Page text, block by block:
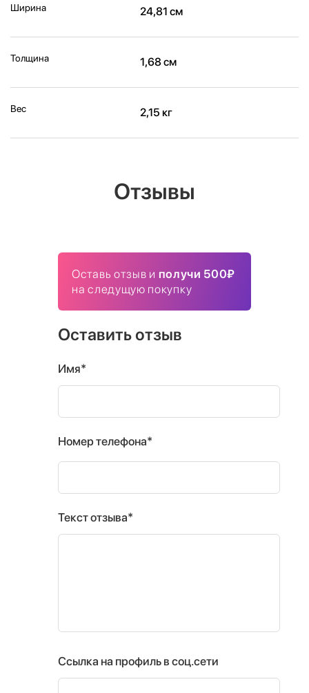
Ширина 24,81 см
Толщина 1,68 см
Вес 2,15 кг
Отзывы
Оставь отзыв и получи 500₽
на следущую покупку
Оставить отзыв
Имя*
Номер телефона*
Текст отзыва*
Ссылка на профиль в соц.сети